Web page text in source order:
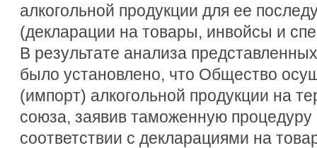
алкогольной продукции для ее
(декларации на товары, инвойсы и
В результате анализа
было установлено, что Общество
(импорт) алкогольной продукции на
союза, заявив таможенную
соответствии с декларациями на